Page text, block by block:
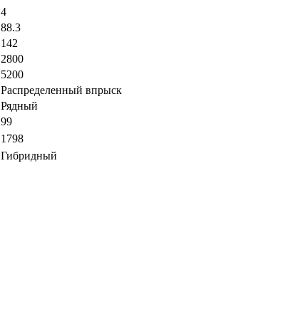
4
88.3
142
2800
5200
Распределенный впрыск
Рядный
99
1798
Гибридный